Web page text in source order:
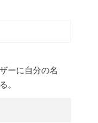
ーに自分の名
。